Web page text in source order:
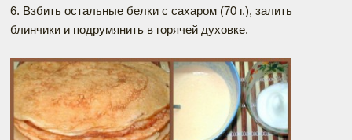
6. Взбить остальные белки с сахаром (70 г.), залить
блинчики и подрумянить в горячей духовке.